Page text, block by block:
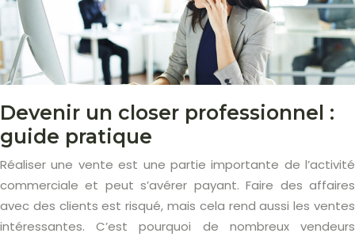
Devenir un closer professionnel :
guide pratique
Réaliser une vente est une partie importante de l’activité
commerciale et peut s’avérer payant. Faire des affaires
avec des clients est risqué, mais cela rend aussi les ventes
intéressantes. C’est pourquoi de nombreux vendeurs